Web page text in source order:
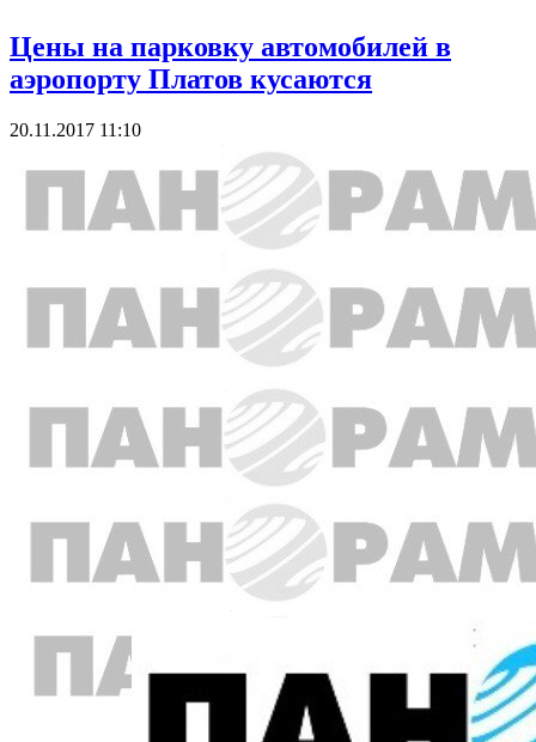
Цены на парковку автомобилей в
аэропорту Платов кусаются
20.11.2017 11:10